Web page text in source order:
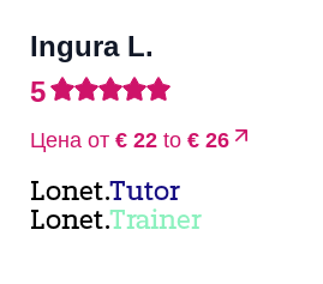
Ingura L.
5
Цена от € 22 to € 26
Lonet.Tutor
Lonet.Trainer